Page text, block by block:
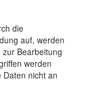
die
auf, werden
Bearbeitung
werden
Daten nicht an